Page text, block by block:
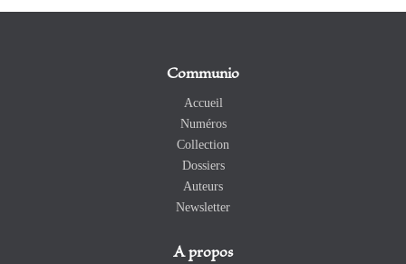
Communio
Accueil
Numéros
Collection
Dossiers
Auteurs
Newsletter
A propos